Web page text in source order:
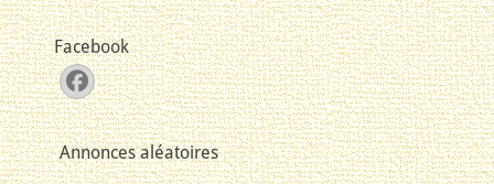
Facebook
Facebook
Annonces aléatoires